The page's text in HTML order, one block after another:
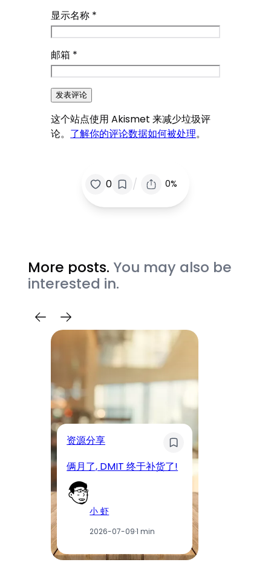
显示名称 *
邮箱 *
这个站点使用 Akismet 来减少垃圾评
论。 了解你的评论数据如何被处理。
0 / 0%
More posts. You may also be
interested in.
资源分享
俩月了, DMIT 终于补货了!
小 虾
2026-07-09·1 min